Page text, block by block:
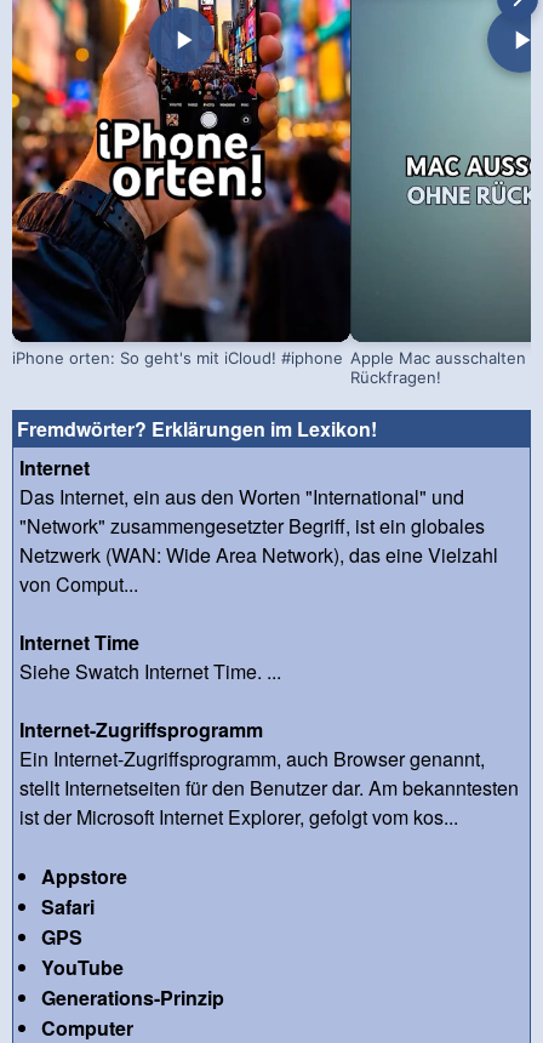
iPhone orten: So geht's mit iCloud! #iphone Apple Mac ausschalten
Rückfragen!
Fremdwörter? Erklärungen im Lexikon!
Internet
Das Internet, ein aus den Worten "International" und
"Network" zusammengesetzter Begriff, ist ein globales
Netzwerk (WAN: Wide Area Network), das eine Vielzahl
von Comput...
Internet Time
Siehe Swatch Internet Time. ...
Internet-Zugriffsprogramm
Ein Internet-Zugriffsprogramm, auch Browser genannt,
stellt Internetseiten für den Benutzer dar. Am bekanntesten
ist der Microsoft Internet Explorer, gefolgt vom kos...
Appstore
Safari
GPS
YouTube
Generations-Prinzip
Computer